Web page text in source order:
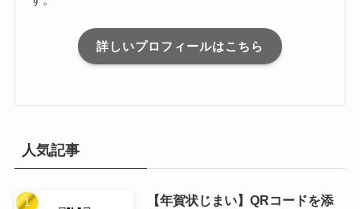
詳しいプロフィールはこちら
人気記事
【年賀状じまい】QRコードを添